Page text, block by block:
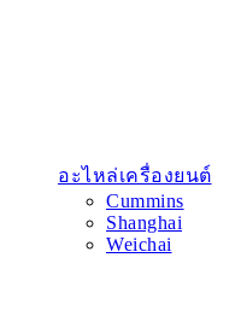
อะไหล่เครื่องยนต์
Cummins
Shanghai
Weichai